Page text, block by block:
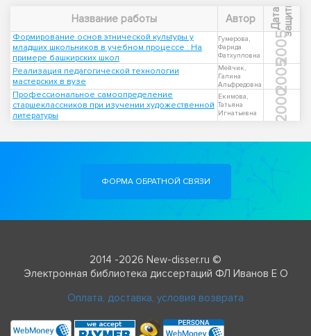
Название работы Автор Д
а
т
а
з
а
щ
и
т ы
Формирование основ этнической культуры у
младших школьников в учебном процессе : На
примере башкирских школ
Гумерова,
Фарида
Фатхулловна
2005
Реализация педагогической технологии
мастерских в вузе
Мейчик,
Галина
Альфредовна
2005
Профессиональное самоопределение
старшеклассников при изучении художественной
литературы
Екимова,
Татьяна
Игнатьевна
2000
ФОРМА ОБРАТНОЙ СВЯЗИ
2014 -2026 New-disser.ru ©
Электронная библиотека диссертаций ФЛ Иванов Е О
Оплата, доставка, условия возврата